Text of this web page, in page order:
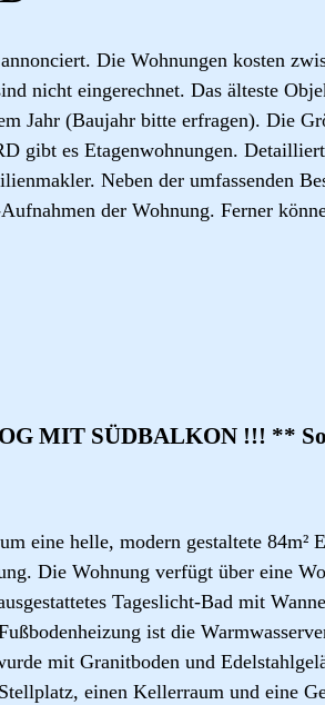
Die Wohnungen kosten
nicht eingerechnet. Das älteste
Jahr (Baujahr bitte erfragen). Die
gibt es Etagenwohnungen.
Neben der umfassenden
der Wohnung. Ferner
MIT SÜDBALKON !!! ** So
eine helle, modern gestaltete 84m²
Die Wohnung verfügt über eine
Tageslicht-Bad mit
ist die
mit Granitboden und
einen Kellerraum und eine